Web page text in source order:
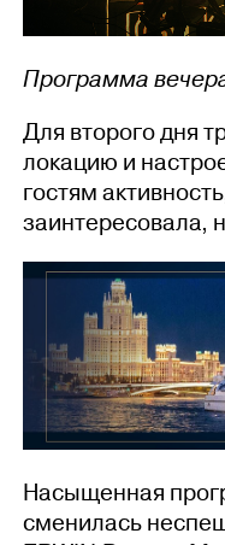
Программа
Для второго дня
локацию и
гостям
заинтересовала,
Насыщенная
сменилась